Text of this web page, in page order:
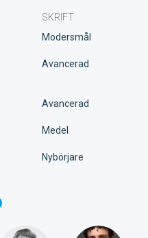
SKRIFT
Modersmål
Avancerad
Avancerad
Medel
Nybörjare